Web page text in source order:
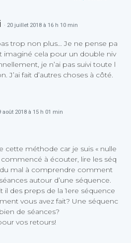
· 20 juillet 2018 à 16 h 10 min
trop non plus… Je ne pense pa
imaginé cela pour un double niv
je n’ai pas suivi toute l
J’ai fait d’autres choses à côté.
août 2018 à 15 h 01 min
cette méthode car je suis « nulle
commencé à écouter, lire les séq
du mal à comprendre comment
autour d’une séquence.
il des preps de la 1ere séquence
vous avez fait? Une séquenc
de séances?
vos retours!